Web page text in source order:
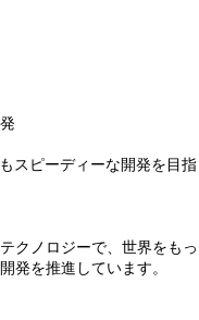
スピーディーな開発を目指
クノロジーで、世界をも
発を推進しています。